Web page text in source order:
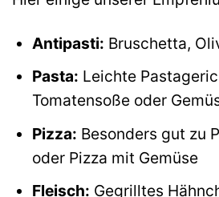
Antipasti: Bruschetta,
Pasta: Leichte
Tomatensoße oder
Pizza: Besonders gut zu
oder Pizza mit Gemüse
Fleisch: Gegrilltes